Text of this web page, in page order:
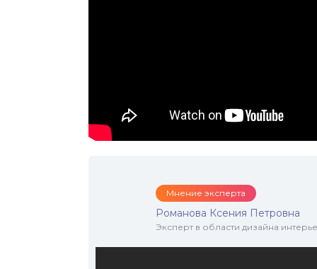
Мнение эксперта
Романова Ксения Петровна
Эксперт в области дизайна